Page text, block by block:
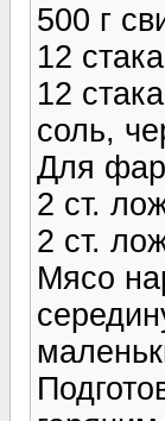
500 г
12
12
соль,
Для
2 ст.
2 ст.
Мясо